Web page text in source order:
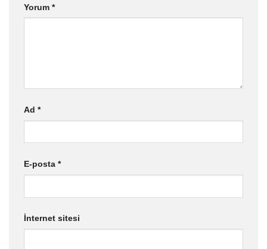
Yorum *
Ad *
E-posta *
İnternet sitesi